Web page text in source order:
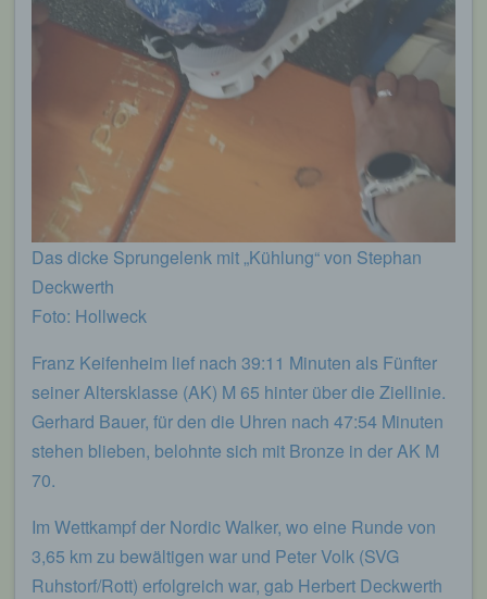
Das dicke Sprungelenk mit „Kühlung“ von Stephan
Deckwerth
Foto: Hollweck
Franz Keifenheim lief nach 39:11 Minuten als Fünfter
seiner Altersklasse (AK) M 65 hinter über die Ziellinie.
Gerhard Bauer, für den die Uhren nach 47:54 Minuten
stehen blieben, belohnte sich mit Bronze in der AK M
70.
Im Wettkampf der Nordic Walker, wo eine Runde von
3,65 km zu bewältigen war und Peter Volk (SVG
Ruhstorf/Rott) erfolgreich war, gab Herbert Deckwerth